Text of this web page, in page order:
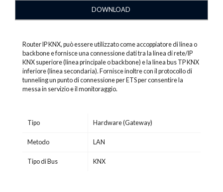
DOWNLOAD
Router IP KNX, può essere utilizzato come accoppiatore di linea o
backbone e fornisce una connessione dati tra la linea di rete/IP
KNX superiore (linea principale o backbone) e la linea bus TP KNX
inferiore (linea secondaria). Fornisce inoltre con il protocollo di
tunneling un punto di connessione per ETS per consentire la
messa in servizio e il monitoraggio.
Tipo Hardware (Gateway)
Metodo LAN
Tipo di Bus KNX